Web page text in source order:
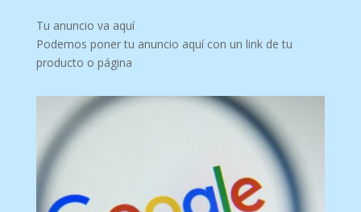
Tu anuncio va aquí
Podemos poner tu anuncio aquí con un link de tu
producto o página